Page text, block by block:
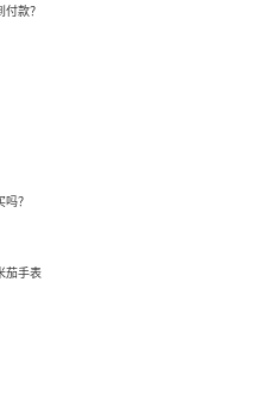
款？
？
茄手表